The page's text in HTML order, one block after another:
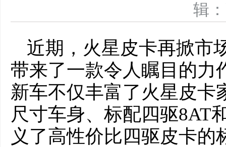
辑
近期，火星皮卡再掀市
带来了一款令人瞩目的力
新车不仅丰富了火星皮卡
尺寸车身、标配四驱8AT
义了高性价比四驱皮卡